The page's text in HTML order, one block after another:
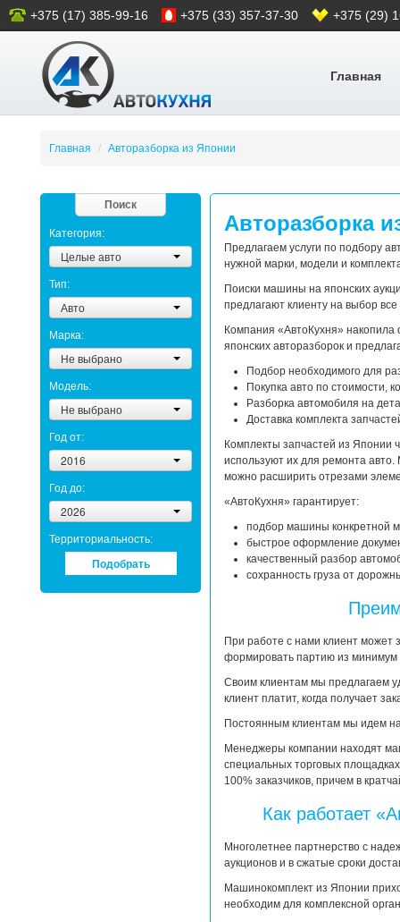
+375 (17) 385-99-16 +375 (33) 357-37-30 +375 (29)
Главная
Главная / Авторазборка из Японии
Поиск
Категория:
Целые авто
Тип:
Авто
Марка:
Не выбрано
Модель:
Не выбрано
Год от:
2016
Год до:
2026
Территориальность:
Подобрать
Авторазборка
Предлагаем услуги по подбору
нужной марки, модели и
Поиски машины на японских
предлагают клиенту на выбор
Компания «АвтоКухня»
японских авторазборок и
Подбор необходимого для
Покупка авто по стоимости,
Разборка автомобиля на
Доставка комплекта
Комплекты запчастей из Японии
используют их для ремонта
можно расширить отрезами
«АвтоКухня» гарантирует:
подбор машины конкретной
быстрое оформление
качественный разбор
сохранность груза от
При работе с нами клиент может
формировать партию из минимум
Своим клиентам мы предлагаем
клиент платит, когда получает
Постоянным клиентам мы идем
Менеджеры компании находят
специальных торговых
100% заказчиков, причем в
Как работает
Многолетнее партнерство с
аукционов и в сжатые сроки
Машинокомплект из Японии
необходим для комплексной